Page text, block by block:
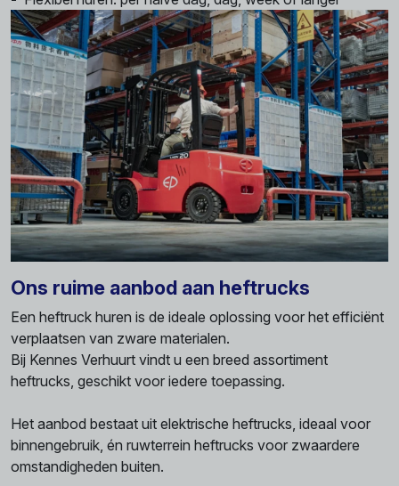
Ons ruime aanbod aan heftrucks
Een heftruck huren is de ideale oplossing voor het efficiënt
verplaatsen van zware materialen.
Bij Kennes Verhuurt vindt u een breed assortiment
heftrucks, geschikt voor iedere toepassing.
Het aanbod bestaat uit elektrische heftrucks, ideaal voor
binnengebruik, én ruwterrein heftrucks voor zwaardere
omstandigheden buiten.